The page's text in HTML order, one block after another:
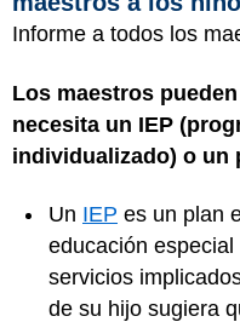
Informe a todos los
Los maestros
necesita un IEP
individualizado) o un
Un IEP es un plan
educación
servicios
de su hijo sugiera